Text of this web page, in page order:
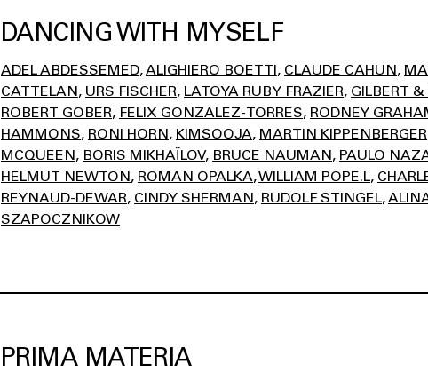
DANCING WITH MYSELF
ADEL ABDESSEMED ALIGHIERO BOETTI CLAUDE CAHUN
CATTELAN URS FISCHER LATOYA RUBY FRAZIER GILBERT &
ROBERT GOBER FELIX GONZALEZ-TORRES RODNEY
HAMMONS RONI HORN KIMSOOJA MARTIN KIPPENBERGER
MCQUEEN BORIS MIKHAÏLOV BRUCE NAUMAN PAULO
HELMUT NEWTON ROMAN OPALKA WILLIAM POPE.L
REYNAUD-DEWAR CINDY SHERMAN RUDOLF STINGEL
SZAPOCZNIKOW
PRIMA MATERIA